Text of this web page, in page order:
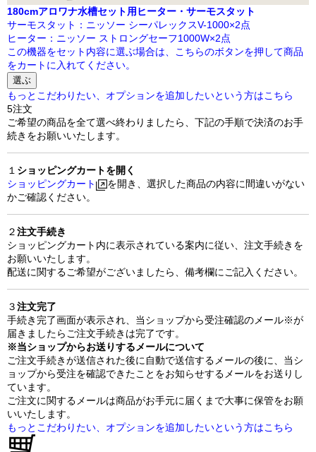
180cmアロワナ水槽セット用ヒーター・サーモスタット
サーモスタット：ニッソー シーパレックスV-1000×2点
ヒーター：ニッソー ストロングセーフ1000W×2点
この機器をセット内容に選ぶ場合は、こちらのボタンを押して商品
をカートに入れてください。
選ぶ
もっとこだわりたい、オプションを追加したいという方はこちら
5注文
ご希望の商品を全て選べ終わりましたら、下記の手順で決済のお手
続きをお願いいたします。
１ ショッピングカートを開く
ショッピングカート
を開き、選択した商品の内容に間違いがない
かご確認ください。
２注文手続き
ショッピングカート内に表示されている案内に従い、注文手続きを
お願いいたします。
配送に関するご希望がございましたら、備考欄にご記入ください。
３注文完了
手続き完了画面が表示され、当ショップから受注確認のメール※が
届きましたらご注文手続きは完了です。
※当ショップからお送りするメールについて
ご注文手続きが送信された後に自動で送信するメールの後に、当シ
ョップから受注を確認できたことをお知らせするメールをお送りし
ています。
ご注文に関するメールは商品がお手元に届くまで大事に保管をお願
いいたします。
もっとこだわりたい、オプションを追加したいという方はこちら